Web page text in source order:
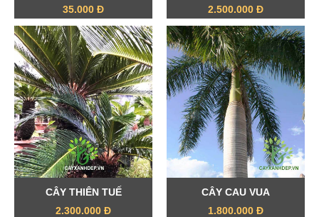
35.000 Đ 2.500.000 Đ
CÂY THIÊN TUẾ
2.300.000 Đ
CÂY CAU VUA
1.800.000 Đ